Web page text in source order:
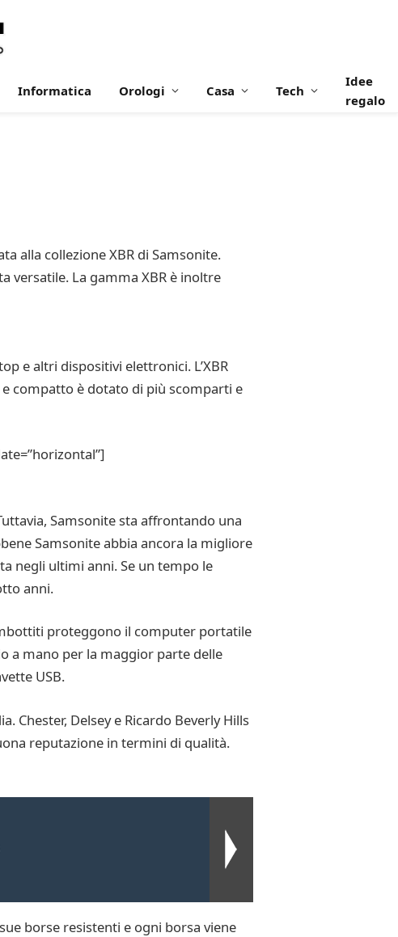
Informatica Orologi Casa Tech
Idee
regalo
alla collezione XBR di Samsonite.
versatile. La gamma XBR è inoltre
e altri dispositivi elettronici. L’XBR
compatto è dotato di più scomparti e
Samsonite sta affrontando una
Samsonite abbia ancora la migliore
negli ultimi anni. Se un tempo le
anni.
proteggono il computer portatile
a mano per la maggior parte delle
USB.
Chester, Delsey e Ricardo Beverly Hills
reputazione in termini di qualità.
borse resistenti e ogni borsa viene